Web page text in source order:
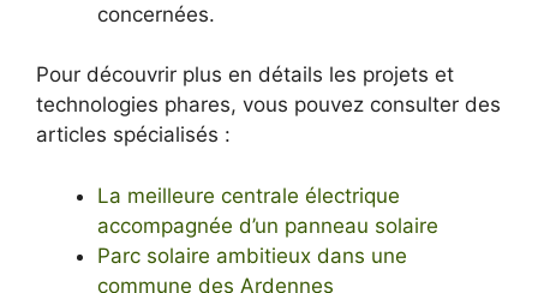
concernées.
Pour découvrir plus en détails les projets et
technologies phares, vous pouvez consulter des
articles spécialisés :
La meilleure centrale électrique
accompagnée d’un panneau solaire
Parc solaire ambitieux dans une
commune des Ardennes